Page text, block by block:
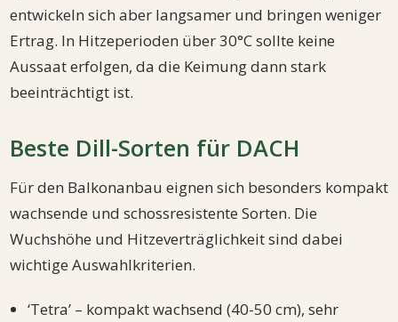
entwickeln sich aber langsamer und bringen weniger
Ertrag. In Hitzeperioden über 30°C sollte keine
Aussaat erfolgen, da die Keimung dann stark
beeinträchtigt ist.
Beste Dill-Sorten für DACH
Für den Balkonanbau eignen sich besonders kompakt
wachsende und schossresistente Sorten. Die
Wuchshöhe und Hitzeverträglichkeit sind dabei
wichtige Auswahlkriterien.
‘Tetra’ – kompakt wachsend (40-50 cm), sehr